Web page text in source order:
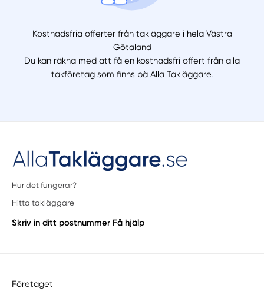
Kostnadsfria offerter från takläggare i hela Västra
Götaland
Du kan räkna med att få en kostnadsfri offert från alla
takföretag som finns på Alla Takläggare.
Hur det fungerar?
Hitta takläggare
Skriv in ditt postnummer Få hjälp
Företaget